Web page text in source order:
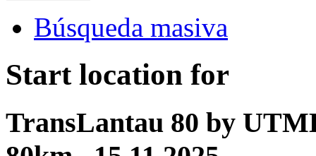
Búsqueda masiva
Start location for
TransLantau 80 by